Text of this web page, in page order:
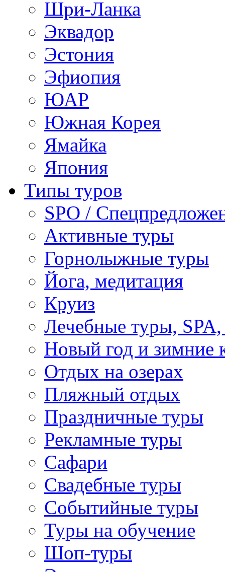
Шри-Ланка
Эквадор
Эстония
Эфиопия
ЮАР
Южная Корея
Ямайка
Япония
Типы туров
SPO /
Активные туры
Горнолыжные туры
Йога, медитация
Круиз
Лечебные туры, SPA,
Новый год и зимние
Отдых на озерах
Пляжный отдых
Праздничные туры
Рекламные туры
Сафари
Свадебные туры
Событийные туры
Туры на обучение
Шоп-туры